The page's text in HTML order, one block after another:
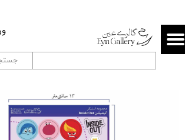
حساب کاربری من
تغییر گذر واژه
خروج از حساب کاربری